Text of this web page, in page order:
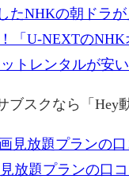
たNHKの朝ドラ
「U-NEXTの
トレンタルが安
スクなら「Hey
見放題プランの